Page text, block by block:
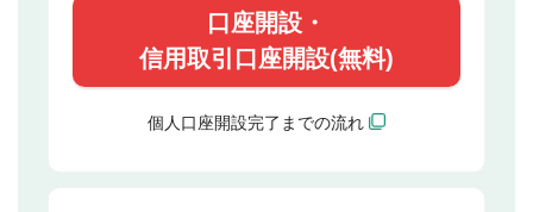
口座開設・
信用取引口座開設(無料)
個人口座開設完了までの流れ